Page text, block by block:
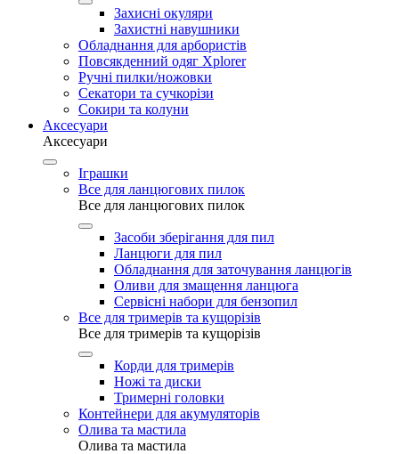
Захисні окуляри
Захистні навушники
Обладнання для арбористів
Повсякденний одяг Xplorer
Ручні пилки/ножовки
Секатори та сучкорізи
Сокири та колуни
Аксесуари
Аксесуари
Іграшки
Все для ланцюгових пилок
Все для ланцюгових пилок
Засоби зберігання для пил
Ланцюги для пил
Обладнання для заточування ланцюгів
Оливи для змащення ланцюга
Сервісні набори для бензопил
Все для тримерів та кущорізів
Все для тримерів та кущорізів
Корди для тримерів
Ножі та диски
Тримерні головки
Контейнери для акумуляторів
Олива та мастила
Олива та мастила